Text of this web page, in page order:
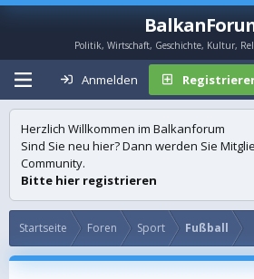
Politik, Wirtschaft, Geschichte, Kultur,
Anmelden
Herzlich Willkommen im Balkanforum
Sind Sie neu hier? Dann werden Sie
Community.
Bitte hier registrieren
Startseite Foren Sport Fußball